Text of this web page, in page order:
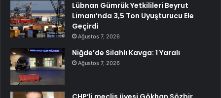
Lübnan Gümrük Yetkilileri Beyrut
Limanı’nda 3,5 Ton Uyuşturucu Ele
Geçirdi
Ağustos 7, 2026
Niğde’de Silahlı Kavga: 1 Yaralı
Ağustos 7, 2026